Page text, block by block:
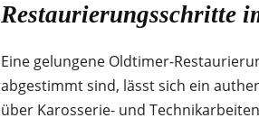
Restaurierungsschritte
Eine gelungene Oldtimer-
abgestimmt sind, lässt sich ein
über Karosserie- und